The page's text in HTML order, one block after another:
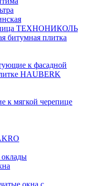
ТЕХНОНИКОЛЬ
битумная плитка
к фасадной
HAUBERK
к мягкой черепице
окна с